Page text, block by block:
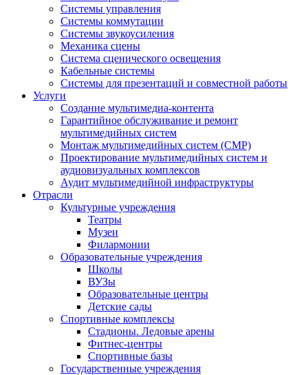
Системы управления
Системы коммутации
Системы звукоусиления
Механика сцены
Система сценического освещения
Кабельные системы
Системы для презентаций и совместной работы
Услуги
Создание мультимедиа-контента
Гарантийное обслуживание и ремонт
мультимедийных систем
Монтаж мультимедийных систем (СМР)
Проектирование мультимедийных систем и
аудиовизуальных комплексов
Аудит мультимедийной инфраструктуры
Отрасли
Культурные учреждения
Театры
Музеи
Филармонии
Образовательные учреждения
Школы
ВУЗы
Образовательные центры
Детские сады
Спортивные комплексы
Стадионы. Ледовые арены
Фитнес-центры
Спортивные базы
Государственные учреждения